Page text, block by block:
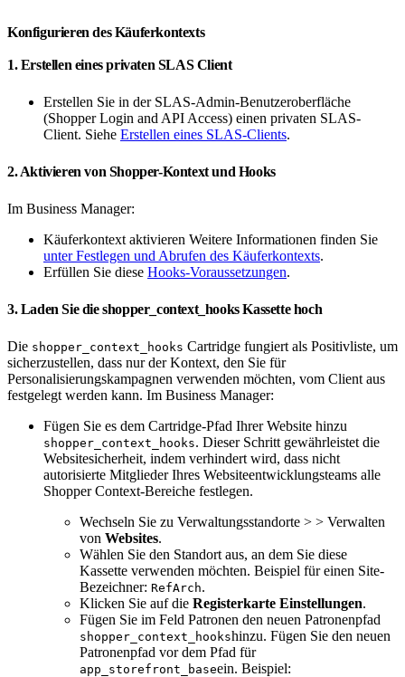
Konfigurieren des Käuferkontexts
1. Erstellen eines privaten SLAS Client
Erstellen Sie in der SLAS-Admin-Benutzeroberfläche
(Shopper Login and API Access) einen privaten SLAS-
Client. Siehe Erstellen eines SLAS-Clients.
2. Aktivieren von Shopper-Kontext und Hooks
Im Business Manager:
Käuferkontext aktivieren Weitere Informationen finden Sie
unter Festlegen und Abrufen des Käuferkontexts.
Erfüllen Sie diese Hooks-Voraussetzungen.
3. Laden Sie die shopper_context_hooks Kassette hoch
Die shopper_context_hooks Cartridge fungiert als Positivliste, um
sicherzustellen, dass nur der Kontext, den Sie für
Personalisierungskampagnen verwenden möchten, vom Client aus
festgelegt werden kann. Im Business Manager:
Fügen Sie es dem Cartridge-Pfad Ihrer Website hinzu
shopper_context_hooks. Dieser Schritt gewährleistet die
Websitesicherheit, indem verhindert wird, dass nicht
autorisierte Mitglieder Ihres Websiteentwicklungsteams alle
Shopper Context-Bereiche festlegen.
Wechseln Sie zu Verwaltungsstandorte > > Verwalten
von Websites.
Wählen Sie den Standort aus, an dem Sie diese
Kassette verwenden möchten. Beispiel für einen Site-
Bezeichner: RefArch.
Klicken Sie auf die Registerkarte Einstellungen.
Fügen Sie im Feld Patronen den neuen Patronenpfad
shopper_context_hookshinzu. Fügen Sie den neuen
Patronenpfad vor dem Pfad für
app_storefront_baseein. Beispiel: